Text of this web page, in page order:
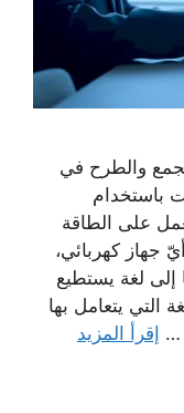
والطرح في
باستخدام
على الطاقة
أيّ جهاز كهربائي،
إلى لغة يستطيع
التي يتعامل بها
… إقرأ المزيد